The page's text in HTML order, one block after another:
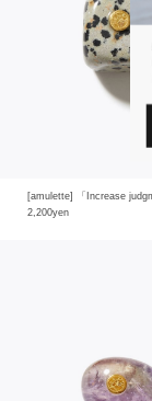
2,200yen